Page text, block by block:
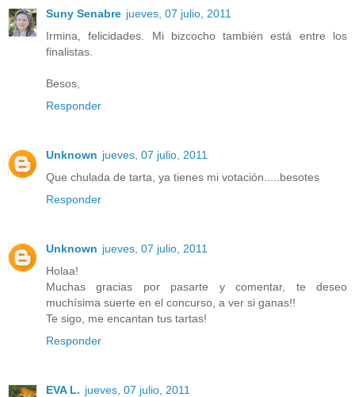
Suny Senabre jueves, 07 julio, 2011
Irmina, felicidades. Mi bizcocho también está entre los
finalistas.
Besos,
Responder
Unknown jueves, 07 julio, 2011
Que chulada de tarta, ya tienes mi votación.....besotes
Responder
Unknown jueves, 07 julio, 2011
Holaa!
Muchas gracias por pasarte y comentar, te deseo
muchísima suerte en el concurso, a ver si ganas!!
Te sigo, me encantan tus tartas!
Responder
EVA L. jueves, 07 julio, 2011